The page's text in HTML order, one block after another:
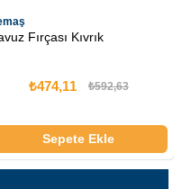
Fırçası Kıvrık
₺474,11 ₺592,63
Sepete Ekle